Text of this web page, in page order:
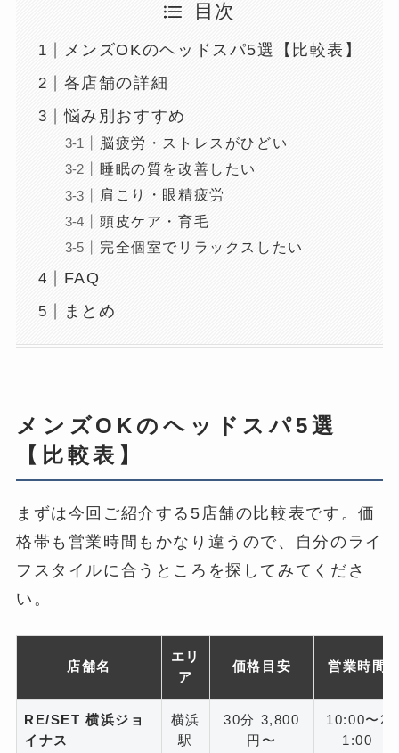
目次
メンズOKのヘッドスパ5選【比較表】
各店舗の詳細
悩み別おすすめ
脳疲労・ストレスがひどい
睡眠の質を改善したい
肩こり・眼精疲労
頭皮ケア・育毛
完全個室でリラックスしたい
FAQ
まとめ
メンズOKのヘッドスパ5選
【比較表】
まずは今回ご紹介する5店舗の比較表です。価
格帯も営業時間もかなり違うので、自分のライ
フスタイルに合うところを探してみてくださ
い。
店舗名
エリ
ア
価格目安 営業時間
RE/SET 横浜ジョ
イナス
横浜
駅
30分 3,800
円〜
10:00〜2
1:00